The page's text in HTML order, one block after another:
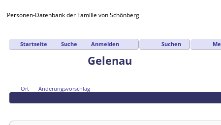
Personen-Datenbank der Familie von Schönberg
Startseite Suche Anmelden Suchen
Gelenau
Ort Änderungsvorschlag